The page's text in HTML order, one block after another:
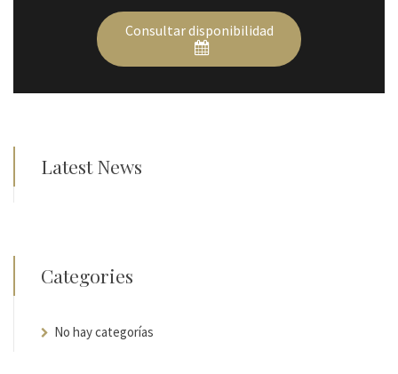
Latest News
Categories
No hay categorías